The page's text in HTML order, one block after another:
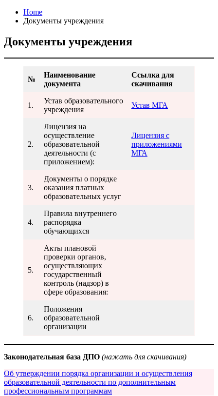
Home
Документы учреждения
Документы учреждения
№
Наименование
документа
Ссылка для
скачивания
1.
Устав образовательного
учреждения
Устав МГА
2.
Лицензия на
осуществление
образовательной
деятельности (с
приложением):
Лицензия с
приложениями
МГА
3.
Документы о порядке
оказания платных
образовательных услуг
4.
Правила внутреннего
распорядка
обучающихся
5.
Акты плановой
проверки органов,
осуществляющих
государственный
контроль (надзор) в
сфере образования:
6.
Положения
образовательной
организации
Законодательная база ДПО (нажать для скачивания)
Об утверждении порядка организации и осуществления
образовательной деятельности по дополнительным
профессиональным программам